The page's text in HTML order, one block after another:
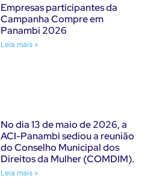
Empresas participantes da
Campanha Compre em
Panambi 2026
Leia mais »
No dia 13 de maio de 2026, a
ACI-Panambi sediou a reunião
do Conselho Municipal dos
Direitos da Mulher (COMDIM).
Leia mais »